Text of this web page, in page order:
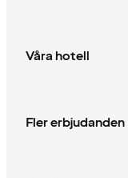
Våra hotell
Fler erbjudanden